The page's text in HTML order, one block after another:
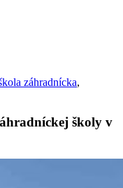
záhradnícka,
školy v